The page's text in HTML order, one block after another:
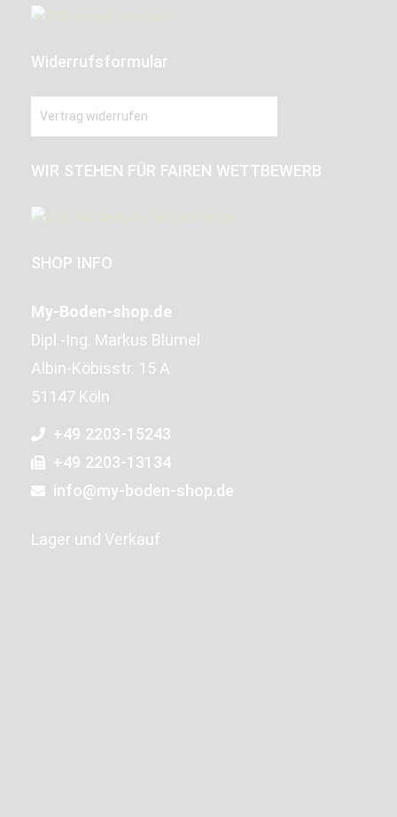
Widerrufsformular
Vertrag widerrufen
WIR STEHEN FÜR FAIREN WETTBEWERB
SHOP INFO
My-Boden-shop.de
Dipl.-Ing. Markus Blümel
Albin-Köbisstr. 15 A
51147 Köln
+49 2203-15243
+49 2203-13134
info@my-boden-shop.de
Lager und Verkauf